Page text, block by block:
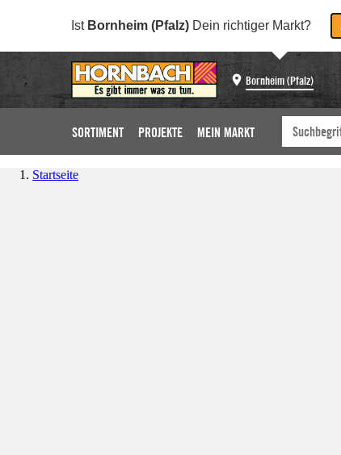
Ist Bornheim (Pfalz) Dein richtiger Markt?
Bornheim (Pfalz)
SORTIMENT PROJEKTE MEIN MARKT
Startseite